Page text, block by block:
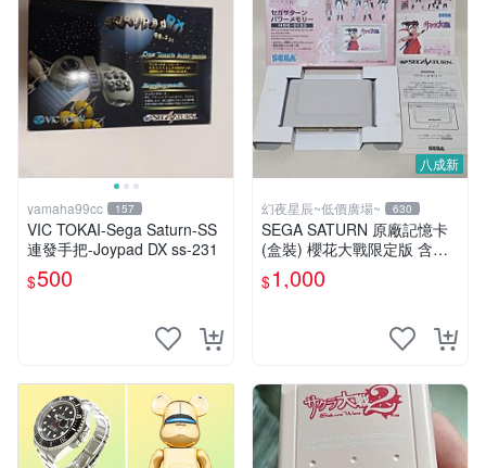
yamaha99cc 157
VIC TOKAI-Sega Saturn-SS
連發手把-Joypad DX ss-231
$500
八成新
幻夜星辰~低價廣場~ 630
SEGA SATURN 原廠記憶卡
(盒裝) 櫻花大戰限定版 含手
冊 JAPAN 美品 BB0331
$1,000